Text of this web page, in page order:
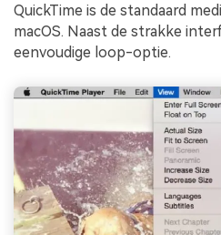
QuickTime is de standaard
macOS. Naast de strakke
eenvoudige loop-optie.